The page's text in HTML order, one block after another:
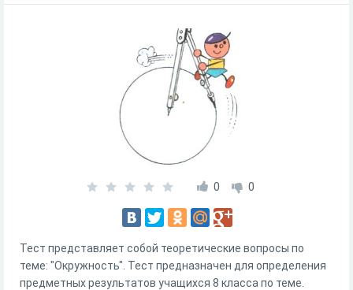
0 0
Тест представляет собой теоретические вопросы по
теме: "Окружность". Тест предназначен для определения
предметных результатов учащихся 8 класса по теме.